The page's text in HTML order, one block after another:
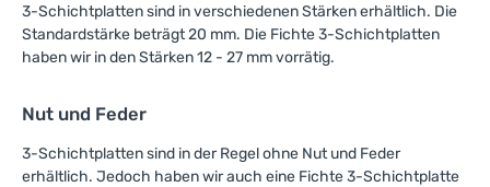
Vorhaben zur Seite zu
stehen und gemeinsam mit
Ihnen Ihre nächsten
3-Schichtplatten sind in verschiedenen Stärken erhältlich. Die
Standardstärke beträgt 20 mm. Die Fichte 3-Schichtplatten
haben wir in den Stärken 12 - 27 mm vorrätig.
Nut und Feder
3-Schichtplatten sind in der Regel ohne Nut und Feder
erhältlich. Jedoch haben wir auch eine Fichte 3-Schichtplatte